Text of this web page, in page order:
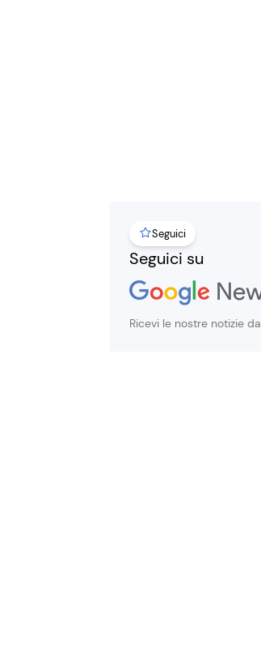
Seguici
Seguici su
Ricevi le nostre notizie da